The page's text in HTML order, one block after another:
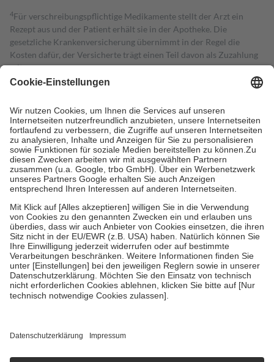
4Für verschreibungspflichtige Medikamente stellt der Arzt ein
Rezept aus und der Patient erhält sie in der Apotheke. Die
gesetzliche Krankenversicherung übernimmt in der Regel die
Kosten dafür, der Versicherte trägt einen Teil davon als Zuzahlung
mit.
Grundsätzlich leisten Mitglieder Zuzahlungen in Höhe von zehn
höchstens zehn Euro.
Es sind jedoch nie mehr als die tatsächlichen
Kosten der Leistung zu entrichten.
Diese Regeln gelten grundsätzlich auch für Online-Apotheken.
Bei Heilmitteln und häuslicher Krankenpflege beträgt die
Zuzahlung zehn Prozent der Kosten sowie zehn Euro je
Verordnung.
Um das Engagement der Versicherten für ihre eigene Gesundheit zu
stärken und die besondere Stellung der Familie zu unterstützen,
fallenkeine Zuzahlungenan bei:
• Kindern und Jugendlichen bis zum vollendeten 18. Lebensjahr
mit Ausnahme der Fahrkosten
• Untersuchungen zur Vorsorge und Früherkennung, die von der
GKV getragen werden
• empfohlenen Schutzimpfungen
• Harn- und Blutteststreifen
getroffen, um sicherzustellen, dass es sich um echte Bewertungen
https://help.etrusted.com/hc/de/articles/4419944605341